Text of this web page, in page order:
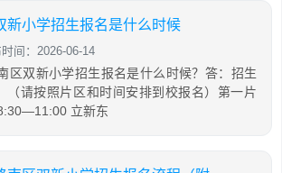
新小学招生报名是什么时候
间：2026-06-14
区双新小学招生报名是什么时候？答：招生
（请按照片区和时间安排到校报名）第一片
立新东